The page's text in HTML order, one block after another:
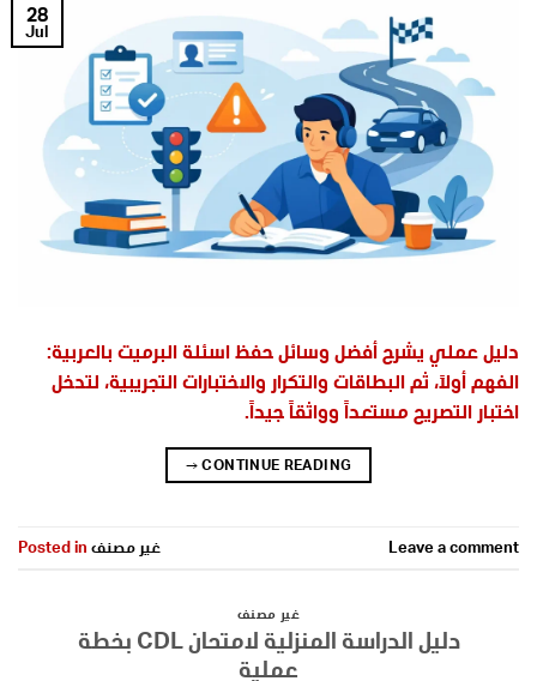
28
Jul
دليل عملي يشرح أفضل وسائل حفظ اسئلة البرميت بالعربية:
الفهم أولاً، ثم البطاقات والتكرار والاختبارات التجريبية، لتدخل
اختبار التصريح مستعداً وواثقاً جيداً.
CONTINUE READING
→
Posted in غير مصنف Leave a comment
غير مصنف
دليل الدراسة المنزلية لامتحان CDL بخطة
عملية